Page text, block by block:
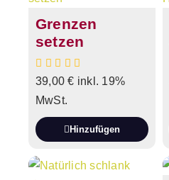
Grenzen
setzen
39,00€ inkl. 19%
MwSt.
Hinzufügen